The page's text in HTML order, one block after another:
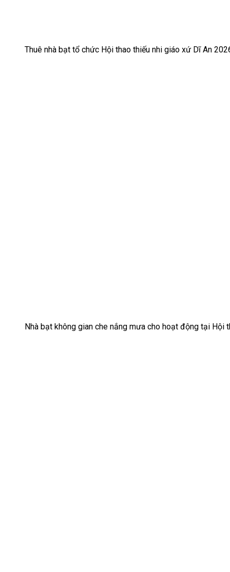
Thuê nhà bạt tổ chức Hội thao thiếu nhi giáo xứ Dĩ An
Nhà bạt không gian che nắng mưa cho hoạt động tại Hội